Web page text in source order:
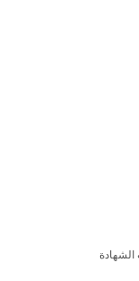
الشهادة